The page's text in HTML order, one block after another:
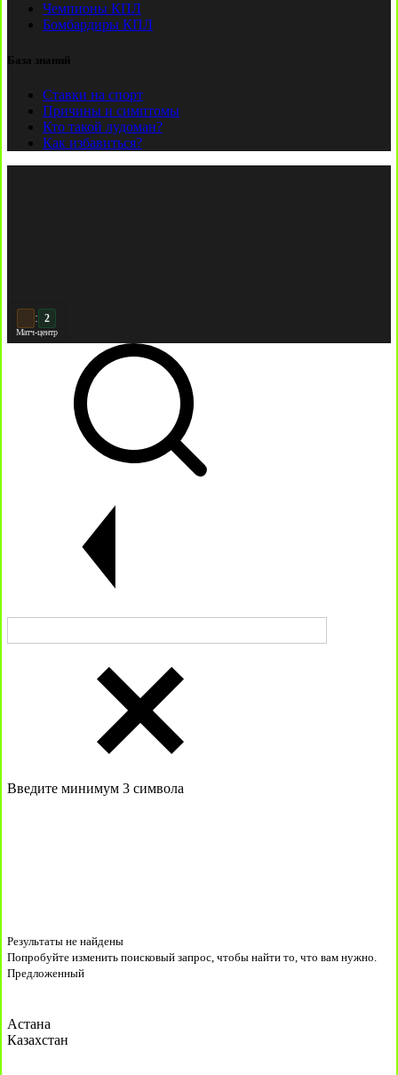
Чемпионы КПЛ
Бомбардиры КПЛ
База знаний
Ставки на спорт
Причины и симптомы
Кто такой лудоман?
Как избавиться?
3
: 2
Матч-центр
Введите минимум 3 символа
Результаты не найдены
Попробуйте изменить поисковый запрос, чтобы найти то, что вам нужно.
Предложенный
Астана
Казахстан